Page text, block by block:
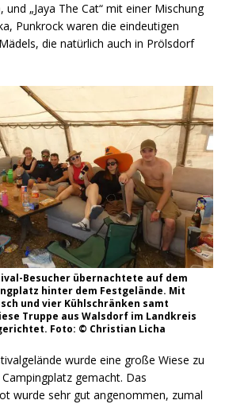
„Jaya The Cat“ mit einer Mischung
Punkrock waren die eindeutigen
die natürlich auch in Prölsdorf
Besucher übernachtete auf dem
hinter dem Festgelände. Mit
und vier Kühlschränken samt
Truppe aus Walsdorf im Landkreis
Foto: © Christian Licha
wurde eine große Wiese zu
gemacht. Das
wurde sehr gut angenommen, zumal